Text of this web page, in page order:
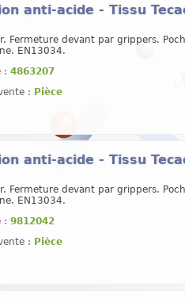
anti-acide - Tissu
Fermeture devant par grippers.
EN13034.
: 4863207
: Pièce
anti-acide - Tissu
Fermeture devant par grippers.
EN13034.
: 9812042
: Pièce